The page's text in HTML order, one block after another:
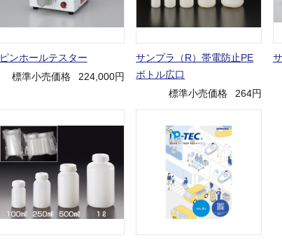
ピンホールテスター
標準小売価格
224,000円
サンプラ（R）帯電防止PE
ボトル広口
標準小売価格
264円